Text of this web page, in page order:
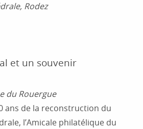
Rodez
et un souvenir
du Rouergue
ans de la reconstruction du
l’Amicale philatélique du